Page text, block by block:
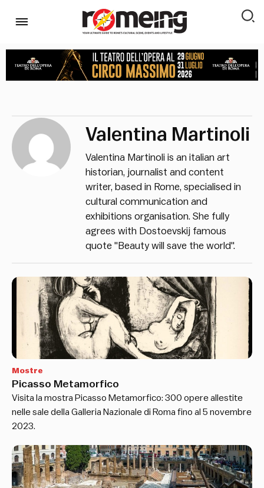
Valentina Martinoli
Valentina Martinoli is an italian art
historian, journalist and content
writer, based in Rome, specialised in
cultural communication and
exhibitions organisation. She fully
agrees with Dostoevskij famous
quote "Beauty will save the world".
Mostre
Picasso Metamorfico
Visita la mostra Picasso Metamorfico: 300 opere allestite
nelle sale della Galleria Nazionale di Roma fino al 5 novembre
2023.